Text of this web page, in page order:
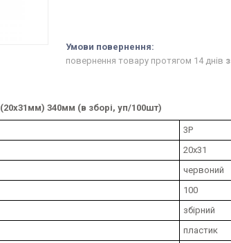
повернення товару протягом 14 днів
(20х31мм) 340мм (в зборі, уп/100шт)
3Р
20х31
червоний
100
збірний
пластик